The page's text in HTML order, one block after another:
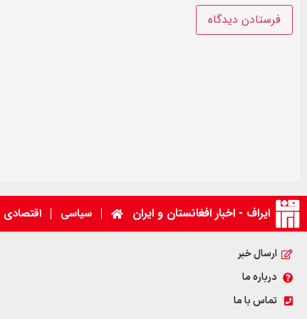
ایراف - اخبار افغانستان و ایران سیاسی اقتصادی
ارسال خبر
درباره ما
تماس با ما